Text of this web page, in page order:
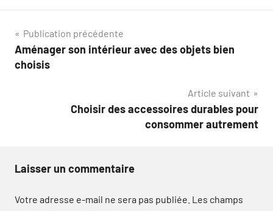
Navigation
de
Publication précédente
Aménager son intérieur avec des objets bien
choisis
Article suivant
Choisir des accessoires durables pour
consommer autrement
Laisser un commentaire
Votre adresse e-mail ne sera pas publiée. Les champs